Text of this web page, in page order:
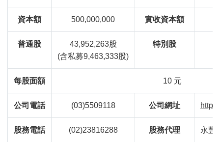
資本額 500,000,000 實收資本額
普通股
43,952,263股
(含私募9,463,333股)
特別股
每股面額 10 元
公司電話 (03)5509118 公司網址
股務電話 (02)23816288 股務代理 永豐